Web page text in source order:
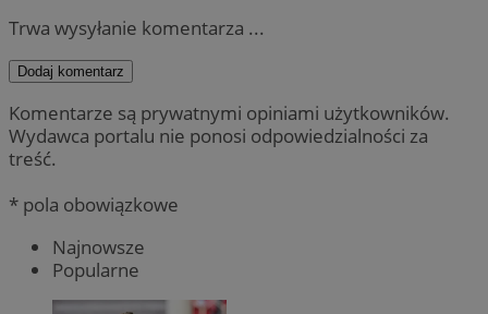
Trwa wysyłanie komentarza ...
Dodaj komentarz
Komentarze są prywatnymi opiniami użytkowników.
Wydawca portalu nie ponosi odpowiedzialności za
treść.
* pola obowiązkowe
Najnowsze
Popularne